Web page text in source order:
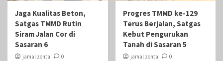
Jaga Kualitas Beton,
Satgas TMMD Rutin
Siram Jalan Cor di
Sasaran 6
jamal zonta 0
Progres TMMD ke-129
Terus Berjalan, Satgas
Kebut Pengurukan
Tanah di Sasaran 5
jamal zonta 0